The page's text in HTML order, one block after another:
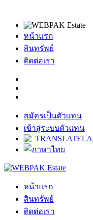
หน้าแรก
สินทรัพย์
ติดต่อเรา
สมัครเป็นตัวแทน
เข้าสู่ระบบตัวแทน
หน้าแรก
สินทรัพย์
ติดต่อเรา